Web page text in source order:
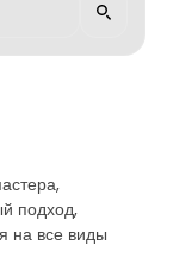
подход,
на все виды